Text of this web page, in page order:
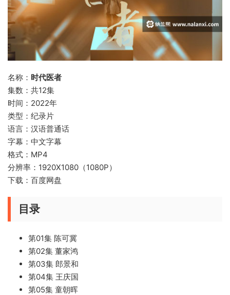
名称： 时代医者
集数：共12集
时间：2022年
类型：纪录片
语言：汉语普通话
字幕：中文字幕
格式：MP4
分辨率：1920X1080（1080P）
下载：百度网盘
目录
第01集 陈可冀
第02集 董家鸿
第03集 郎景和
第04集 王庆国
第05集 童朝晖